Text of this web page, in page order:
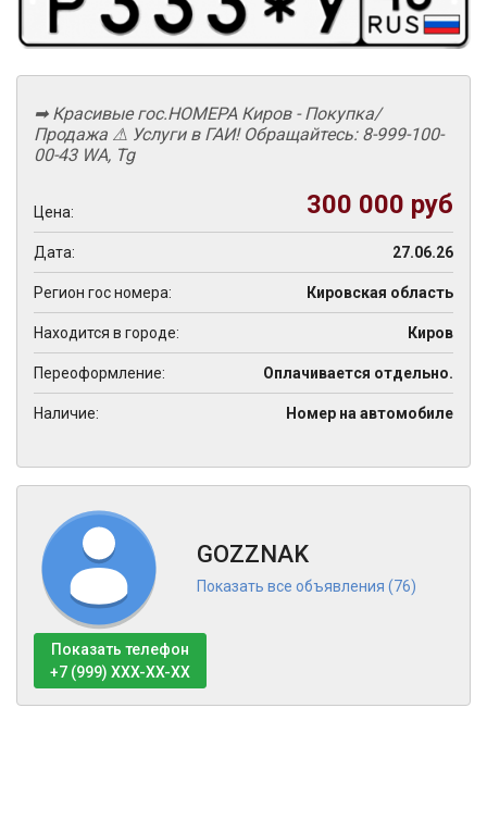
➡ Красивые гос.НОМЕРА Киров - Покупка/
Продажа ⚠ Услуги в ГАИ! Обращайтесь: 8-999-100-
00-43 WА, Tg
Цена: 300 000 руб
Дата: 27.06.26
Регион гос номера: Кировская область
Находится в городе: Киров
Переоформление: Оплачивается отдельно.
Наличие: Номер на автомобиле
GOZZNAK
Показать все объявления (76)
Показать телефон
+7 (999) XXX-XX-XX